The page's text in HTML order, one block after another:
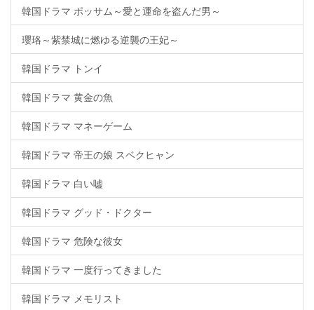
韓国ドラマ ポッサム～愛と運命を盗んだ男～
瓔珞～紫禁城に燃ゆる逆襲の王妃～
韓国ドラマ トンイ
韓国ドラマ 黄金の魚
韓国ドラマ マネーゲーム
韓国ドラマ 帝王の娘 スベクヒャン
韓国ドラマ 白い嘘
韓国ドラマ グッド・ドクター
韓国ドラマ 危険な彼女
韓国ドラマ 一度行ってきました
韓国ドラマ メモリスト